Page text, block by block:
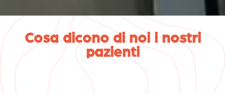
Cosa dicono di noi i nostri
pazienti